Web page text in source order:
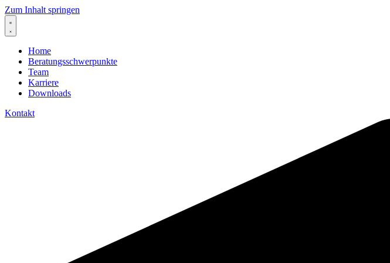
Zum Inhalt springen
Home
Beratungsschwerpunkte
Team
Karriere
Downloads
Kontakt